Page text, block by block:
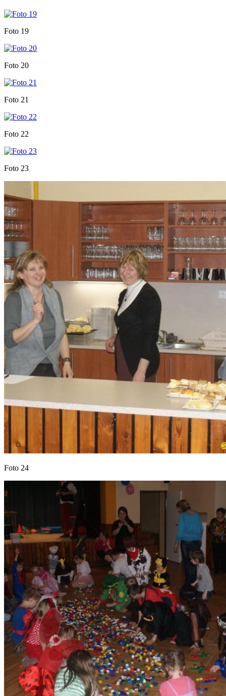
Foto 19
Foto 20
Foto 21
Foto 22
Foto 23
Foto 24